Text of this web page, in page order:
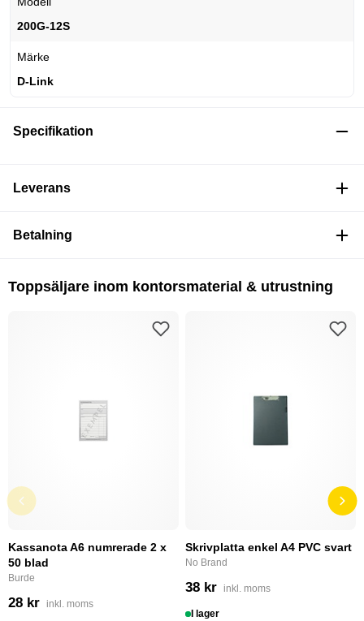
200G-12S
Märke
D-Link
Specifikation
Leverans
Betalning
Toppsäljare inom kontorsmaterial & utrustning
Kassanota A6 numrerade 2 x
50 blad
Burde
28 kr inkl. moms
Skrivplatta enkel A4 PVC svart
No Brand
38 kr inkl. moms
I lager